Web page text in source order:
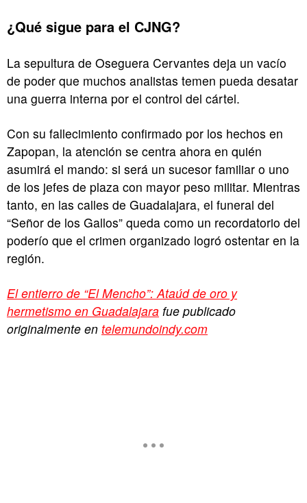
¿Qué sigue para el CJNG?
La sepultura de Oseguera Cervantes deja un vacío
de poder que muchos analistas temen pueda desatar
una guerra interna por el control del cártel.
Con su fallecimiento confirmado por los hechos en
Zapopan, la atención se centra ahora en quién
asumirá el mando: si será un sucesor familiar o uno
de los jefes de plaza con mayor peso militar. Mientras
tanto, en las calles de Guadalajara, el funeral del
“Señor de los Gallos” queda como un recordatorio del
poderío que el crimen organizado logró ostentar en la
región.
El entierro de “El Mencho”: Ataúd de oro y
hermetismo en Guadalajara fue publicado
originalmente en telemundoindy.com